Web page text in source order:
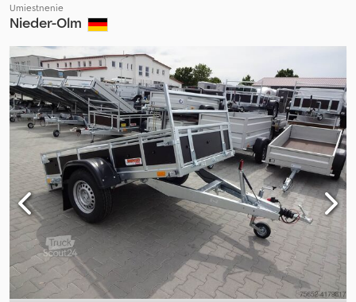
Umiestnenie
Nieder-Olm